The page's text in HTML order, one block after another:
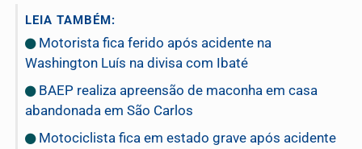
LEIA TAMBÉM:
Motorista fica ferido após acidente na
Washington Luís na divisa com Ibaté
BAEP realiza apreensão de maconha em casa
abandonada em São Carlos
Motociclista fica em estado grave após acidente